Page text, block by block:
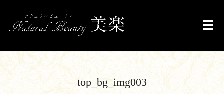
メ
top_bg_img003